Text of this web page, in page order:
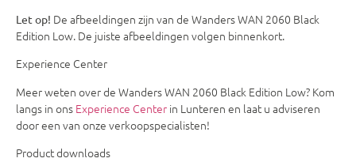
Let op! De afbeeldingen zijn van de Wanders WAN 2060 Black
Edition Low. De juiste afbeeldingen volgen binnenkort.
Experience Center
Meer weten over de Wanders WAN 2060 Black Edition Low? Kom
langs in ons Experience Center in Lunteren en laat u adviseren
door een van onze verkoopspecialisten!
Product downloads